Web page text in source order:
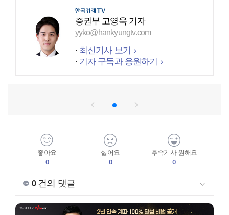
증권부 고영욱 기자
yyko@hankyungtv.com
최신기사 보기
기자 구독과 응원하기
좋아요
0
싫어요
0
후속기사 원해요
0
0건의 댓글